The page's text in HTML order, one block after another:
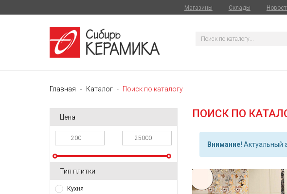
Магазины Склады
Главная Каталог Поиск по каталогу
Цена
Тип плитки
Кухня
ПОИСК ПО
Внимание! Актуальный